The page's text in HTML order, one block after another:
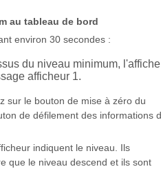
au tableau de bord
environ 30 secondes :
du niveau minimum,
afficheur 1.
sur le bouton de mise à zéro du
de défilement des informations
indiquent le niveau. Ils
que le niveau descend et ils sont